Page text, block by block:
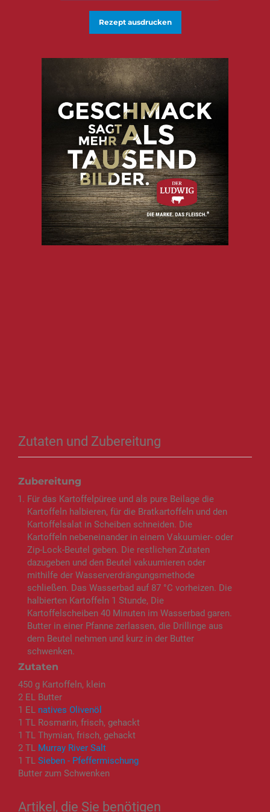
Rezept ausdrucken
Zutaten und Zubereitung
Zutaten
450 g Kartoffeln, klein
2 EL Butter
1 EL natives Olivenöl
1 TL Rosmarin, frisch, gehackt
1 TL Thymian, frisch, gehackt
2 TL Murray River Salt
1 TL Sieben - Pfeffermischung
Butter zum Schwenken
Zubereitung
Für das Kartoffelpüree und als pure Beilage die
Kartoffeln halbieren, für die Bratkartoffeln und den
Kartoffelsalat in Scheiben schneiden. Die
Kartoffeln nebeneinander in einem Vakuumier- oder
Zip-Lock-Beutel geben. Die restlichen Zutaten
dazugeben und den Beutel vakuumieren oder
mithilfe der Wasserverdrängungsmethode
schließen. Das Wasserbad auf 87 °C vorheizen. Die
halbierten Kartoffeln 1 Stunde, Die
Kartoffelscheiben 40 Minuten im Wasserbad garen.
Butter in einer Pfanne zerlassen, die Drillinge aus
dem Beutel nehmen und kurz in der Butter
schwenken.
Artikel, die Sie benötigen